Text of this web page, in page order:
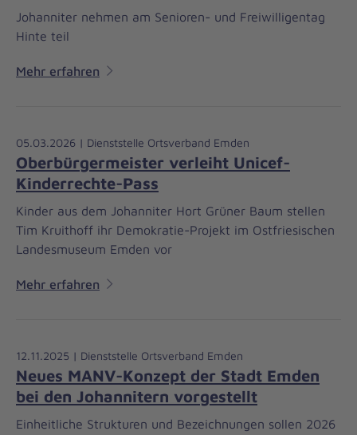
Johanniter nehmen am Senioren- und Freiwilligentag
Hinte teil
Mehr erfahren
05.03.2026 | Dienststelle Ortsverband Emden
Oberbürgermeister verleiht Unicef-
Kinderrechte-Pass
Kinder aus dem Johanniter Hort Grüner Baum stellen
Tim Kruithoff ihr Demokratie-Projekt im Ostfriesischen
Landesmuseum Emden vor
Mehr erfahren
12.11.2025 | Dienststelle Ortsverband Emden
Neues MANV-Konzept der Stadt Emden
bei den Johannitern vorgestellt
Einheitliche Strukturen und Bezeichnungen sollen 2026